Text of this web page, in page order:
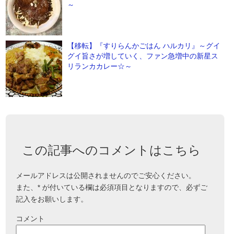
～
【移転】『すりらんかごはん ハルカリ』～グイ
グイ旨さが増していく、ファン急増中の新星ス
リランカカレー☆～
この記事へのコメントはこちら
メールアドレスは公開されませんのでご安心ください。
また、* が付いている欄は必須項目となりますので、必ずご
記入をお願いします。
コメント